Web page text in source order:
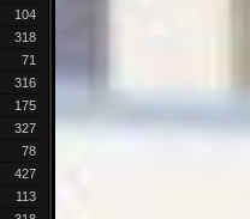
104
318
71
316
175
327
78
427
113